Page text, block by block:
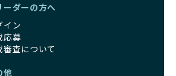
ーダーの方へ
イン
応募
審査について
他